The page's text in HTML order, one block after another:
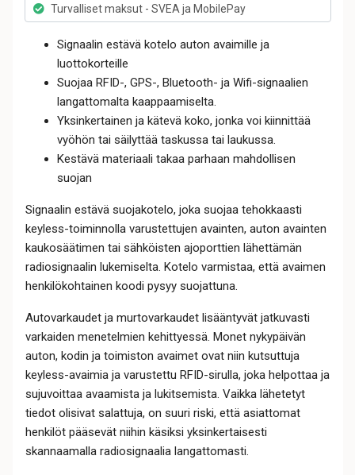
Turvalliset maksut - SVEA ja MobilePay
Signaalin estävä kotelo auton avaimille ja
luottokorteille
Suojaa RFID-, GPS-, Bluetooth- ja Wifi-signaalien
langattomalta kaappaamiselta.
Yksinkertainen ja kätevä koko, jonka voi kiinnittää
vyöhön tai säilyttää taskussa tai laukussa.
Kestävä materiaali takaa parhaan mahdollisen
suojan
Signaalin estävä suojakotelo, joka suojaa tehokkaasti
keyless-toiminnolla varustettujen avainten, auton avainten
kaukosäätimen tai sähköisten ajoporttien lähettämän
radiosignaalin lukemiselta. Kotelo varmistaa, että avaimen
henkilökohtainen koodi pysyy suojattuna.
Autovarkaudet ja murtovarkaudet lisääntyvät jatkuvasti
varkaiden menetelmien kehittyessä. Monet nykypäivän
auton, kodin ja toimiston avaimet ovat niin kutsuttuja
keyless-avaimia ja varustettu RFID-sirulla, joka helpottaa ja
sujuvoittaa avaamista ja lukitsemista. Vaikka lähetetyt
tiedot olisivat salattuja, on suuri riski, että asiattomat
henkilöt pääsevät niihin käsiksi yksinkertaisesti
skannaamalla radiosignaalia langattomasti.